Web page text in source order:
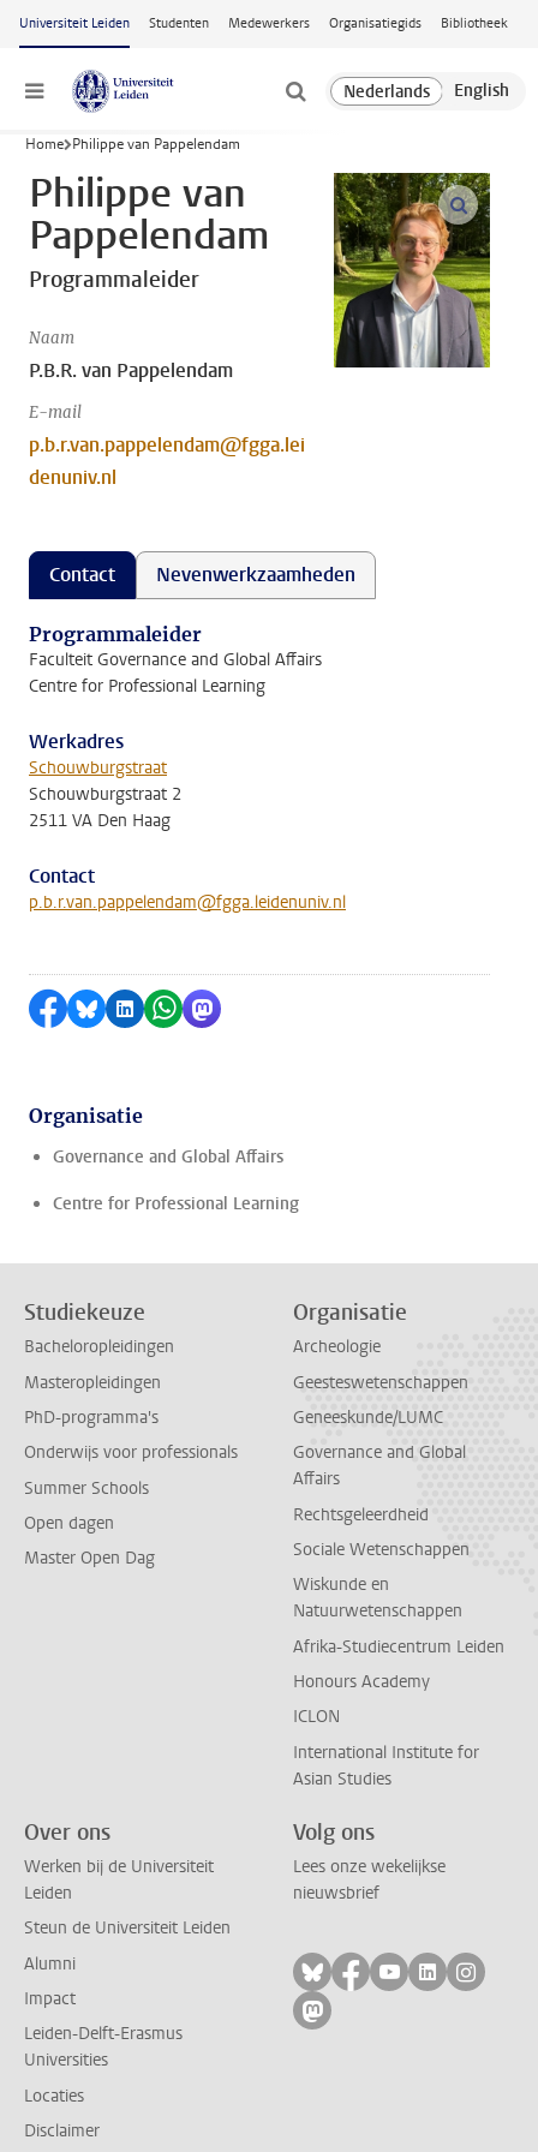
Ga naar hoofdinhoud
Universiteit Leiden Studenten Medewerkers Organisatiegids Bibliotheek
Menu
Home Philippe van Pappelendam
Philippe van
Pappelendam
Programmaleider
Naam
P.B.R. van Pappelendam
E-mail
p.b.r.van.pappelendam@fgga.lei
denuniv.nl
open
Contact Nevenwerkzaamheden
Programmaleider
Faculteit Governance and Global Affairs
Centre for Professional Learning
Werkadres
Schouwburgstraat
Schouwburgstraat 2
2511 VA Den Haag
Contact
p.b.r.van.pappelendam@fgga.leidenuniv.nl
Delen op Facebook
Delen via Bluesky
Delen op LinkedIn
Delen via WhatsApp
Delen via Mastodon
Organisatie
Governance and Global Affairs
Centre for Professional Learning
Studiekeuze
Bacheloropleidingen
Masteropleidingen
PhD-programma's
Onderwijs voor professionals
Summer Schools
Open dagen
Master Open Dag
Organisatie
Archeologie
Geesteswetenschappen
Geneeskunde/LUMC
Governance and Global
Affairs
Rechtsgeleerdheid
Sociale Wetenschappen
Wiskunde en
Natuurwetenschappen
Afrika-Studiecentrum Leiden
Honours Academy
ICLON
International Institute for
Asian Studies
Over ons
Werken bij de Universiteit
Leiden
Steun de Universiteit Leiden
Alumni
Impact
Leiden-Delft-Erasmus
Universities
Locaties
Disclaimer
Volg ons
Lees onze wekelijkse
nieuwsbrief
Volg ons op bluesky
Volg ons op
Volg ons op
Volg ons
Volg
Volg ons op mastodon